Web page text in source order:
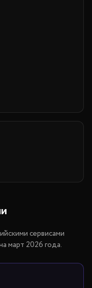
сервисами
март 2026 года.